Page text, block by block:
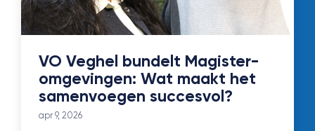
VO Veghel bundelt Magister-
omgevingen: Wat maakt het
samenvoegen succesvol?
apr 9, 2026